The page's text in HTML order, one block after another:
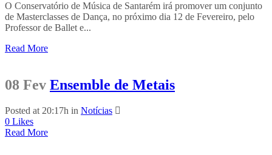
O Conservatório de Música de Santarém irá promover um conjunto
de Masterclasses de Dança, no próximo dia 12 de Fevereiro, pelo
Professor de Ballet e...
Read More
08 Fev Ensemble de Metais
Posted at 20:17h in Notícias
0 Likes
Read More